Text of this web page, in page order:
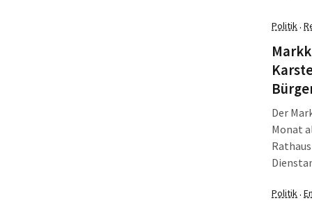
Geld.
Politik·
Der
Monat
Politik·